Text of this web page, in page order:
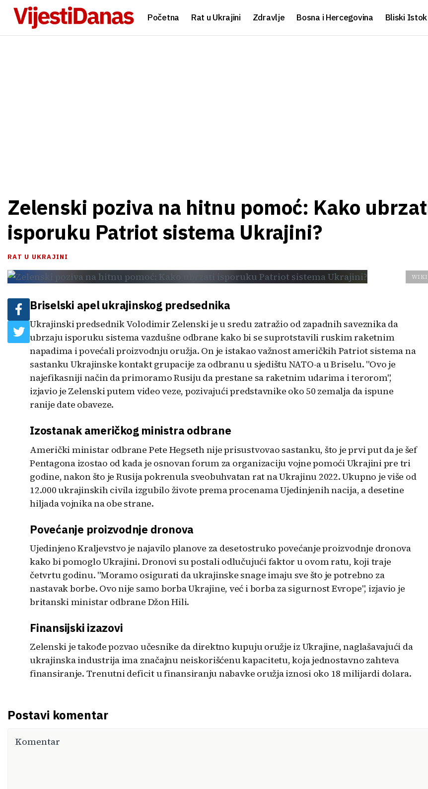
Početna Rat u Ukrajini Zdravlje Bosna i Hercegovina Bliski Istok
Zelenski poziva na hitnu pomoć: Kako
isporuku Patriot sistema Ukrajini?
RAT U UKRAJINI
Briselski apel ukrajinskog predsednika
Ukrajinski predsednik Volodimir Zelenski je u sredu zatražio od zapadnih saveznika da
ubrzaju isporuku sistema vazdušne odbrane kako bi se suprotstavili ruskim raketnim
napadima i povećali proizvodnju oružja. On je istakao važnost američkih Patriot sistema na
sastanku Ukrajinske kontakt grupacije za odbranu u sjedištu NATO-a u Briselu. "Ovo je
najefikasniji način da primoramo Rusiju da prestane sa raketnim udarima i terorom",
izjavio je Zelenski putem video veze, pozivajući predstavnike oko 50 zemalja da ispune
ranije date obaveze.
Izostanak američkog ministra odbrane
Američki ministar odbrane Pete Hegseth nije prisustvovao sastanku, što je prvi put da je šef
Pentagona izostao od kada je osnovan forum za organizaciju vojne pomoći Ukrajini pre tri
godine, nakon što je Rusija pokrenula sveobuhvatan rat na Ukrajinu 2022. Ukupno je više od
12.000 ukrajinskih civila izgubilo živote prema procenama Ujedinjenih nacija, a desetine
hiljada vojnika na obe strane.
Povećanje proizvodnje dronova
Ujedinjeno Kraljevstvo je najavilo planove za desetostruko povećanje proizvodnje dronova
kako bi pomoglo Ukrajini. Dronovi su postali odlučujući faktor u ovom ratu, koji traje
četvrtu godinu. "Moramo osigurati da ukrajinske snage imaju sve što je potrebno za
nastavak borbe. Ovo nije samo borba Ukrajine, već i borba za sigurnost Evrope", izjavio je
britanski ministar odbrane Džon Hili.
Finansijski izazovi
Zelenski je takođe pozvao učesnike da direktno kupuju oružje iz Ukrajine, naglašavajući da
ukrajinska industrija ima značajnu neiskorišćenu kapacitetu, koja jednostavno zahteva
finansiranje. Trenutni deficit u finansiranju nabavke oružja iznosi oko 18 milijardi dolara.
Postavi komentar